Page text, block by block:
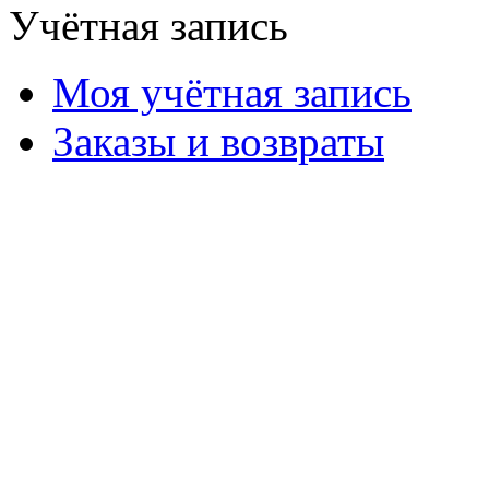
Учётная запись
Моя учётная запись
Заказы и возвраты